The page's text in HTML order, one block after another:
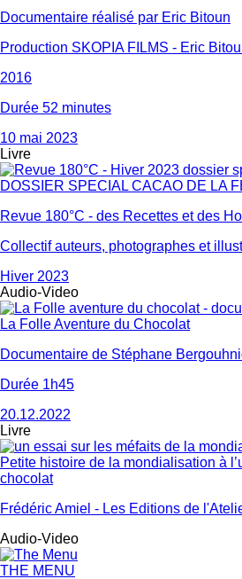
Documentaire réalisé par Eric Bitoun
Production SKOPIA FILMS - Eric
2016
Durée 52 minutes
10 mai 2023
Livre
DOSSIER SPECIAL CACAO DE LA
Revue 180°C - des Recettes et des
Collectif auteurs, photographes et
Hiver 2023
Audio-Video
La Folle Aventure du Chocolat
Documentaire de Stéphane
Durée 1h45
20.12.2022
Livre
Petite histoire de la mondialisation à
chocolat
Frédéric Amiel - Les Editions de
Audio-Video
THE MENU